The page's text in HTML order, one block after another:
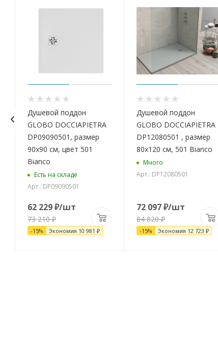
Душевой поддон
GLOBO DOCCIAPIETRA
DP09090501, размер
90x90 см, цвет 501
Bianco
Есть на складе
Арт.: DP09090501
62 229₽/шт
73 210₽
-15% Экономия 10 981 ₽
Душевой поддон
GLOBO DOCCIAPIETRA
DP12080501 , размер
80x120 см, 501 Bianco
Много
Арт.: DP12080501
72 097₽/шт
84 820₽
-15% Экономия 12 723 ₽